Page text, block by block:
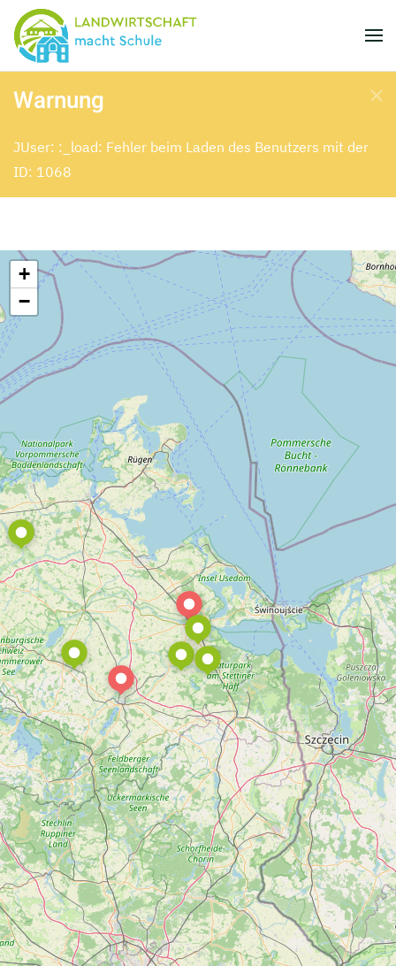
Skip to main content
Warnung
JUser: :_load: Fehler beim Laden des Benutzers mit der
ID: 1068
+
−